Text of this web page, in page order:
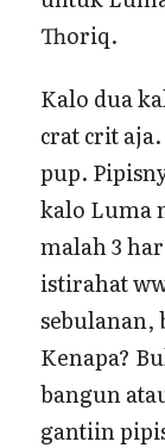
Thoriq.
Kalo dua
crat crit
pup.
kalo Luma
malah 3
istirahat
sebulanan,
Kenapa?
bangun
gantiin